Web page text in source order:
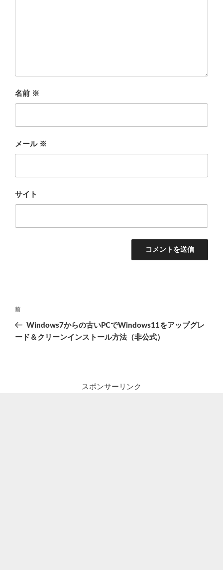
名前 ※
メール ※
サイト
投
前
の
前
Windows7からの古いPCでWindows11をアップグレ
ード＆クリーンインストール方法（非公式）
スポンサーリンク